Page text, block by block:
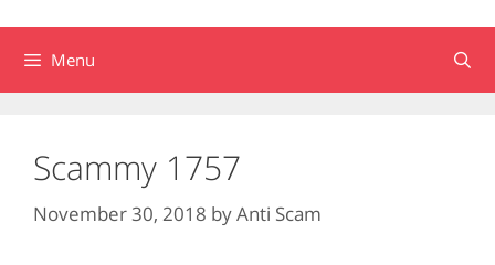
Menu
Scammy 1757
November 30, 2018 byAnti Scam